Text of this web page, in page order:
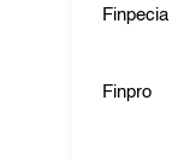
Finpecia
Finpro